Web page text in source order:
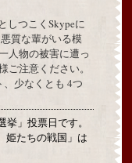
しつこくSkypeに
質な輩がいる模
人物の被害に遭っ
ご注意ください。
、少なくとも 4つ
」投票日です。
姫たちの戦国」は